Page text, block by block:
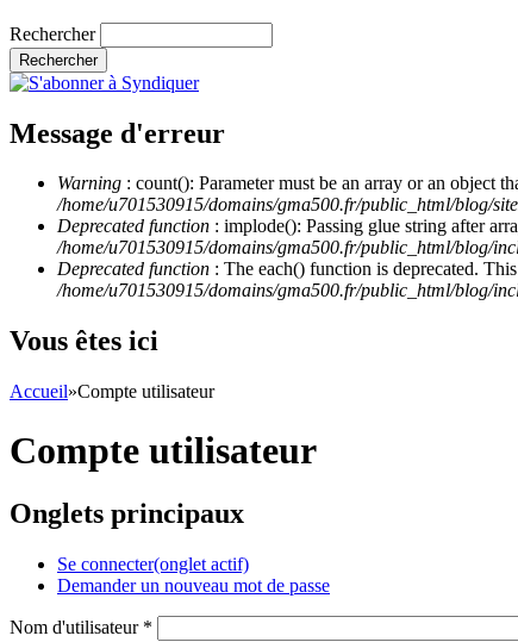
Rechercher
Message d'erreur
Warning : count(): Parameter must be an array or an object
/home/u701530915/domains/gma500.fr/public_html/blog/
Deprecated function : implode(): Passing glue string after
/home/u701530915/domains/gma500.fr/public_html/blog/
Deprecated function : The each() function is deprecated.
/home/u701530915/domains/gma500.fr/public_html/blog/
Vous êtes ici
Accueil»Compte utilisateur
Compte utilisateur
Onglets principaux
Se connecter(onglet actif)
Demander un nouveau mot de passe
Nom d'utilisateur *